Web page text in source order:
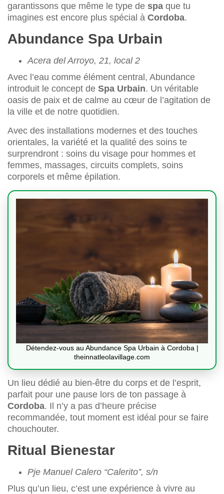
garantissons que même le type de spa que tu
imagines est encore plus spécial à Cordoba.
Abundance Spa Urbain
Acera del Arroyo, 21, local 2
Avec l’eau comme élément central, Abundance
introduit le concept de Spa Urbain. Un véritable
oasis de paix et de calme au cœur de l’agitation de
la ville et de notre quotidien.
Avec des installations modernes et des touches
orientales, la variété et la qualité des soins te
surprendront : soins du visage pour hommes et
femmes, massages, circuits complets, soins
corporels et même épilation.
Détendez-vous au Abundance Spa Urbain à Cordoba |
theinnatleolavillage.com
Un lieu dédié au bien-être du corps et de l’esprit,
parfait pour une pause lors de ton passage à
Cordoba. Il n’y a pas d’heure précise
recommandée, tout moment est idéal pour se faire
chouchouter.
Ritual Bienestar
Pje Manuel Calero “Calerito”, s/n
Plus qu’un lieu, c’est une expérience à vivre au